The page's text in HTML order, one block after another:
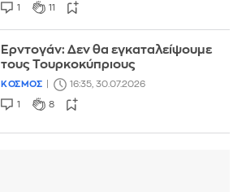
1 11
Ερντογάν: Δεν θα εγκαταλείψουμε
τους Τουρκοκύπριους
ΚΟΣΜΟΣ 16:35, 30.07.2026
1 8